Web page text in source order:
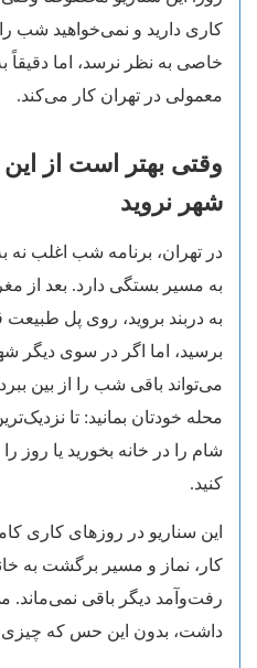
کاری دارید و نمی‌خواهید شب را
خاصی به نظر نرسد، اما
معمولی در تهران کار می‌کند.
وقتی بهتر است از
شهر نروید
در تهران، برنامه شب اغلب نه
به مسیر بستگی دارد. بعد از
به دربند بروید، روی پل طبیعت
برسید، اما اگر در سوی دیگر
می‌تواند باقی شب را از بین
محله خودتان بمانید: تا
شام را در خانه بخورید یا روز
کنید.
این سناریو در روزهای کاری
کار، نماز و مسیر برگشت به
رفت‌وآمد دیگر باقی نمی‌ماند.
داشت، بدون این حس که چیزی